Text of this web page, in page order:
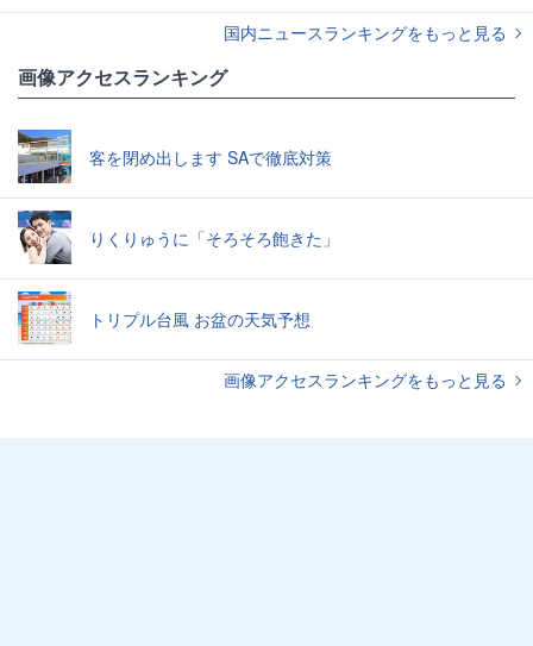
国内ニュースランキングをもっと見る
画像アクセスランキング
客を閉め出します SAで徹底対策
りくりゅうに「そろそろ飽きた」
トリプル台風 お盆の天気予想
画像アクセスランキングをもっと見る